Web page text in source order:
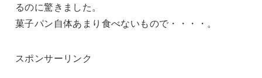
るのに驚きました。
菓子パン自体あまり食べないもので・・・・。
スポンサーリンク